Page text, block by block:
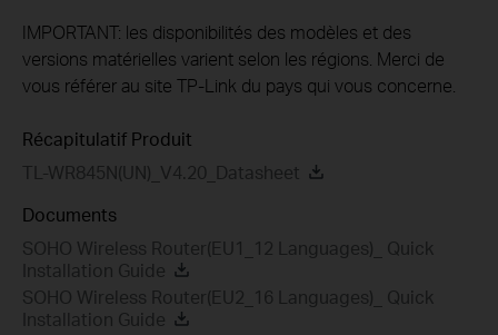
IMPORTANT: les disponibilités des modèles et des
versions matérielles varient selon les régions. Merci de
vous référer au site TP-Link du pays qui vous concerne.
Récapitulatif Produit
TL-WR845N(UN)_V4.20_Datasheet
Documents
SOHO Wireless Router(EU1_12 Languages)_ Quick
Installation Guide
SOHO Wireless Router(EU2_16 Languages)_ Quick
Installation Guide